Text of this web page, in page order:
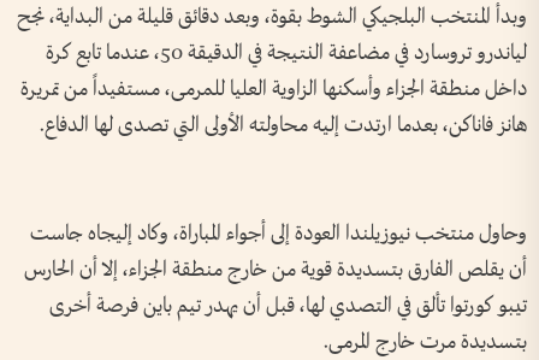
وبدأ المنتخب البلجيكي الشوط بقوة، وبعد دقائق قليلة من البداية، نجح
لياندرو تروسارد في مضاعفة النتيجة في الدقيقة 50، عندما تابع كرة
داخل منطقة الجزاء وأسكنها الزاوية العليا للمرمى، مستفيداً من تمريرة
هانز فاناكن، بعدما ارتدت إليه محاولته الأولى التي تصدى لها الدفاع.
وحاول منتخب نيوزيلندا العودة إلى أجواء المباراة، وكاد إليجاه جاست
أن يقلص الفارق بتسديدة قوية من خارج منطقة الجزاء، إلا أن الحارس
تيبو كورتوا تألق في التصدي لها، قبل أن يهدر تيم باين فرصة أخرى
بتسديدة مرت خارج المرمى.